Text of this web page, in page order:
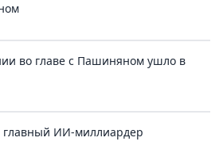
во главе с Пашиняном ушло в
главный ИИ-миллиардер